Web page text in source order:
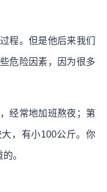
程。但是他后来我们
危险因素，因为很多
经常地加班熬夜；第
，有小100公斤。你
。